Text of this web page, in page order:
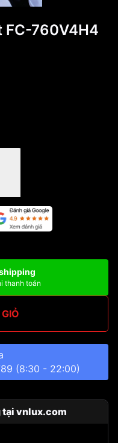
FC-760V4H4
thanh toán
(8:30 - 22:00)
tại vnlux.com